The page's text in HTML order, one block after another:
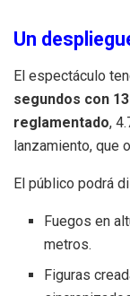
Un
El espectáculo
segundos con
reglamentado,
lanzamiento, que
El público podrá
Fuegos en
metros.
Figuras